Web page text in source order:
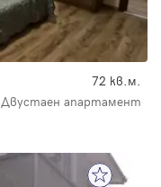
72 кв.м.
Двустаен апартамент